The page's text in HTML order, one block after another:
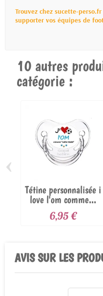
Trouvez chez sucette-
supporter vos équipes de
10 autres
catégorie :
Tétine personnalisée i
love l'om comme...
6,95 €
‹
AVIS SUR LES